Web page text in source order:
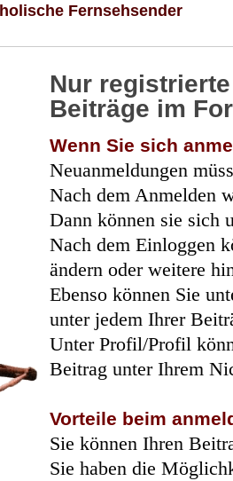
Fernsehsender
Nur
Beiträge im
Wenn Sie sich
Neuanmeldungen
Nach dem Anmelden
Dann können sie sich
Nach dem Einloggen
ändern oder weitere
Ebenso können Sie
unter jedem Ihrer
Unter Profil/Profil
Beitrag unter Ihrem
Vorteile beim
Sie können Ihren
Sie haben die